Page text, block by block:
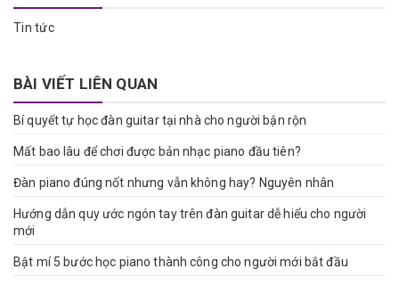
Tin tức
BÀI VIẾT LIÊN QUAN
Bí quyết tự học đàn guitar tại nhà cho người bận rộn
Mất bao lâu để chơi được bản nhạc piano đầu tiên?
Đàn piano đúng nốt nhưng vẫn không hay? Nguyên nhân
Hướng dẫn quy ước ngón tay trên đàn guitar dễ hiểu cho người
mới
Bật mí 5 bước học piano thành công cho người mới bắt đầu